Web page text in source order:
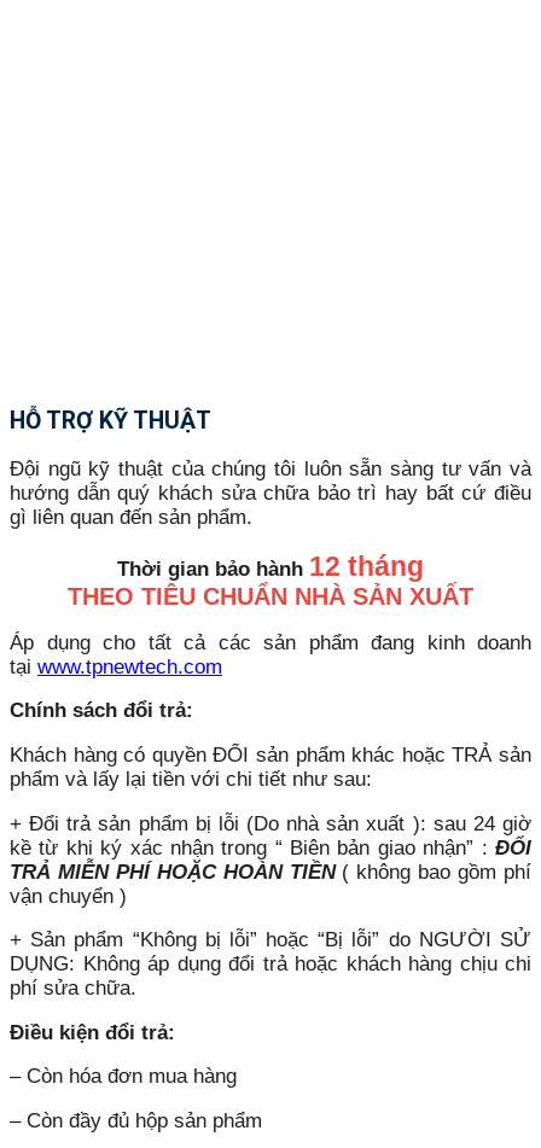
HỖ TRỢ KỸ THUẬT
Đội ngũ kỹ thuật của chúng tôi luôn sẵn sàng tư vấn và
hướng dẫn quý khách sửa chữa bảo trì hay bất cứ điều
gì liên quan đến sản phẩm.
Thời gian bảo hành 12 tháng
THEO TIÊU CHUẨN NHÀ SẢN XUẤT
Áp dụng cho tất cả các sản phẩm đang kinh doanh
tại www.tpnewtech.com
Chính sách đổi trả:
Khách hàng có quyền ĐỔI sản phẩm khác hoặc TRẢ sản
phẩm và lấy lại tiền với chi tiết như sau:
+ Đổi trả sản phẩm bị lỗi (Do nhà sản xuất ): sau 24 giờ
kề từ khi ký xác nhận trong “ Biên bản giao nhận” : ĐỔI
TRẢ MIỄN PHÍ HOẶC HOÀN TIỀN( không bao gồm phí
vận chuyển )
+ Sản phẩm “Không bị lỗi” hoặc “Bị lỗi” do NGƯỜI SỬ
DỤNG: Không áp dụng đổi trả hoặc khách hàng chịu chi
phí sửa chữa.
Điều kiện đổi trả:
– Còn hóa đơn mua hàng
– Còn đầy đủ hộp sản phẩm